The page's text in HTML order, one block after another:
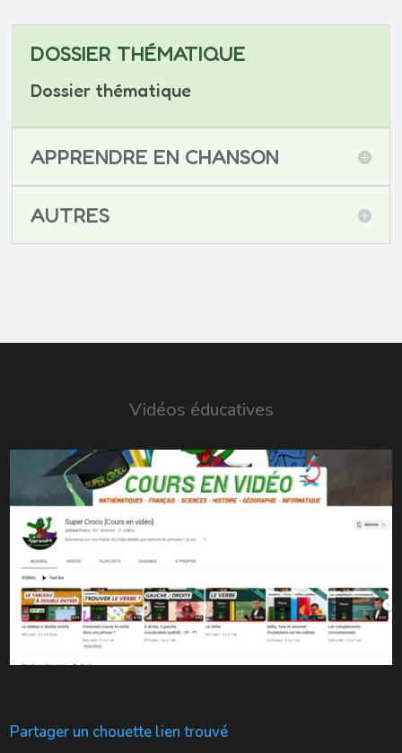
DOSSIER THÉMATIQUE
Dossier thématique
APPRENDRE EN CHANSON
AUTRES
Vidéos éducatives
Partager un chouette lien trouvé